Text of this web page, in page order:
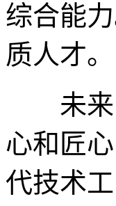
综合能
质人才。
未来，
心和匠
代技术